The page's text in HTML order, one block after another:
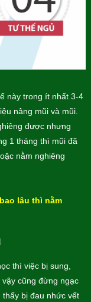
này trong ít nhất 3-4
nâng mũi và mũi.
được nhưng
1 tháng thì mũi đã
nằm nghiêng
lâu thì nằm
thì việc bị sung,
cũng đừng ngạc
thấy bị đau nhức vết